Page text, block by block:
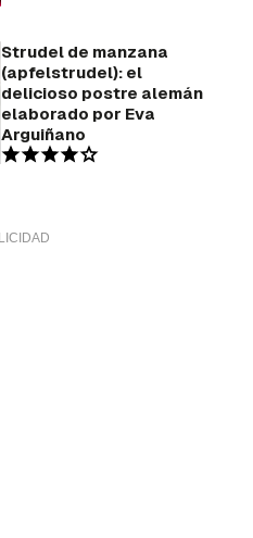
Strudel de manzana
(apfelstrudel): el
delicioso postre alemán
elaborado por Eva
Arguiñano